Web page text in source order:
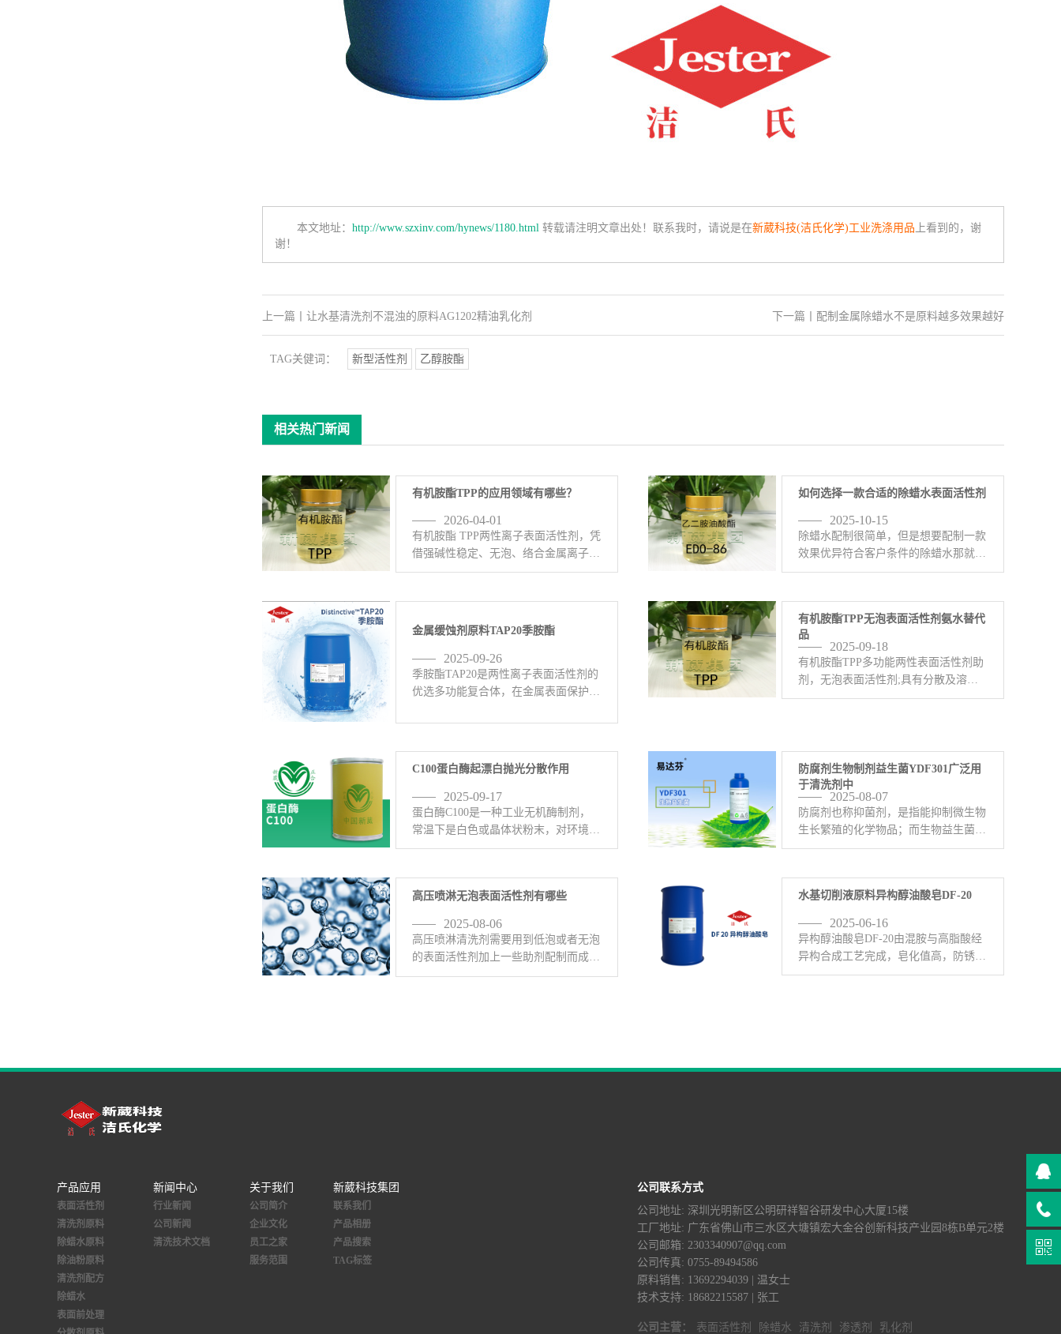
本文地址： http://www.szxinv.com/hynews/1180.html 转载请注明文章出处！联系我时，请说是在新葳科技(洁氏化学)工业洗涤用品 上看到的，谢
谢！
上一篇 让水基清洗剂不混浊的原料AG1202精油乳化剂 下一篇 配制金属除蜡水不是原料越多效果越好
TAG关健词： 新型活性剂 乙醇胺酯
相关热门新闻
有机胺酯TPP的应用领域有哪些？
2026-04-01
有机胺酯 TPP两性离子表面活性剂，凭
借强碱性稳定、无泡、络合金属离子、
缓蚀阻垢等特点，主要应用在这些领
性除油、除蜡水、超声波清洗、金属脱
脂，尤其适合精密五金、铝材、 <-查
如何选择一款合适的除蜡水表面活性剂
2025-10-15
除蜡水配制很简单，但是想要配制一款
效果优异符合客户条件的除蜡水那就有
一定的难度了。配制除蜡水的原料五花
6501，C13异丙醇酰胺DF-21，乙二胺
油酸酯EDO-86， <-查看详情>
金属缓蚀剂原料TAP20季胺酯
2025-09-26
季胺酯TAP20是两性离子表面活性剂的
优选多功能复合体，在金属表面保护、
锈、络合、PH值缓冲等工业生产方面
上，有效隔离C、S0,等腐 <-查看详情>
有机胺酯TPP无泡表面活性剂氨水替代
品
2025-09-18
有机胺酯TPP多功能两性表面活性剂助
剂，无泡表面活性剂;具有分散及溶解
金属表面氧化皮双重作用，是氨水、三
酯TPP有络合、清灰、清碳、 <-查看详
情>
C100蛋白酶起漂白抛光分散作用
2025-09-17
蛋白酶C100是一种工业无机酶制剂，
常温下是白色或晶体状粉末，对环境友
好、无磷、不含重金属元素它是一种对
亮，对金属表面炭黑、黑灰有极强的溶
解剥离作用。蛋白酶C100用 <-查看详
防腐剂生物制剂益生菌YDF301广泛用
于清洗剂中
2025-08-07
防腐剂也称抑菌剂，是指能抑制微生物
生长繁殖的化学物品；而生物益生菌
YDF301由新葳公司生物科技部门研发
金属清洗剂、中性除油剂、水基表面活
性剂、水性切切削液、胶粘剂、 <-查
看详情>
高压喷淋无泡表面活性剂有哪些
2025-08-06
高压喷淋清洗剂需要用到低泡或者无泡
的表面活性剂加上一些助剂配制而成，
无泡表面活性剂有哪些呢？1、无泡表
水基切削液原料异构醇油酸皂DF-20
2025-06-16
异构醇油酸皂DF-20由混胺与高脂酸经
异构合成工艺完成，皂化值高，防锈润
滑性优异，在工业金属表面处理剂中发
产品应用
表面活性剂
清洗剂原料
除蜡水原料
除油粉原料
清洗剂配方
除蜡水
表面前处理
新闻中心
行业新闻
公司新闻
清洗技术文档
关于我们
公司简介
企业文化
员工之家
服务范围
新葳科技集团
联系我们
产品相册
产品搜索
TAG标签
公司联系方式
公司地址: 深圳光明新区公明研祥智谷研发中心大厦15楼
工厂地址: 广东省佛山市三水区大塘镇宏大金谷创新科技产业园8栋B单元2楼
公司邮箱: 2303340907@qq.com
公司传真: 0755-89494586
原料销售: 13692294039 | 温女士
技术支持: 18682215587 | 张工
公司主营： 表面活性剂 除蜡水 清洗剂 渗透剂 乳化剂